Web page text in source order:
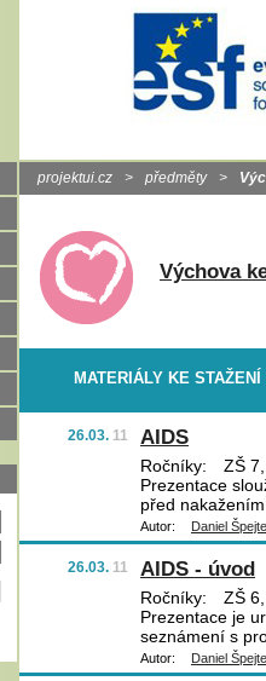
projektui.cz > předměty >
Výchova
MATERIÁLY KE STAŽENÍ
26.03. 11 AIDS
Ročníky:
ZŠ 7,
Prezentace
před
Autor: Daniel
26.03. 11 AIDS - úvod
Ročníky:
ZŠ
Prezentace je
seznámení s
Autor: Daniel